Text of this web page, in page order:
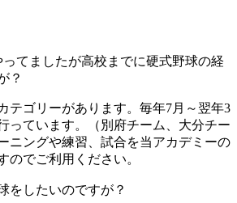
てましたが高校までに硬式野球の経
？
テゴリーがあります。毎年7月～翌年3
っています。（別府チーム、大分チー
ニングや練習、試合を当アカデミーの
のでご利用ください。
をしたいのですが？